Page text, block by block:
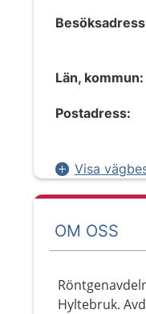
Län, kommun:
Postadress:
Visa
OM OSS
Hyltebruk.